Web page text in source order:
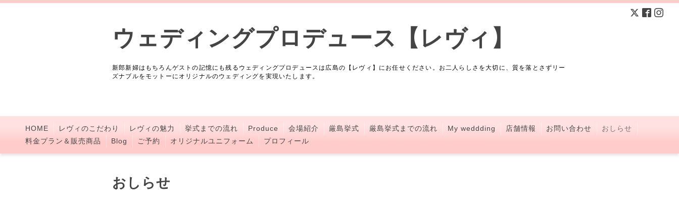
ウェディングプロデュース【レヴィ】
新郎新婦はもちろんゲストの記憶にも残るウェディングプロデュースは広島の【レヴィ】にお任せください。お二人らしさを大切に、質を落とさずリー
ズナブルをモットーにオリジナルのウェディングを実現いたします。
HOME レヴィのこだわり レヴィの魅力 挙式までの流れ Produce 会場紹介 厳島挙式 厳島挙式までの流れ My weddding 店舗情報 お問い合わせ
おしらせ
料金プラン＆販売商品
Blog ご予約 オリジナルユニフォーム プロフィール
おしらせ